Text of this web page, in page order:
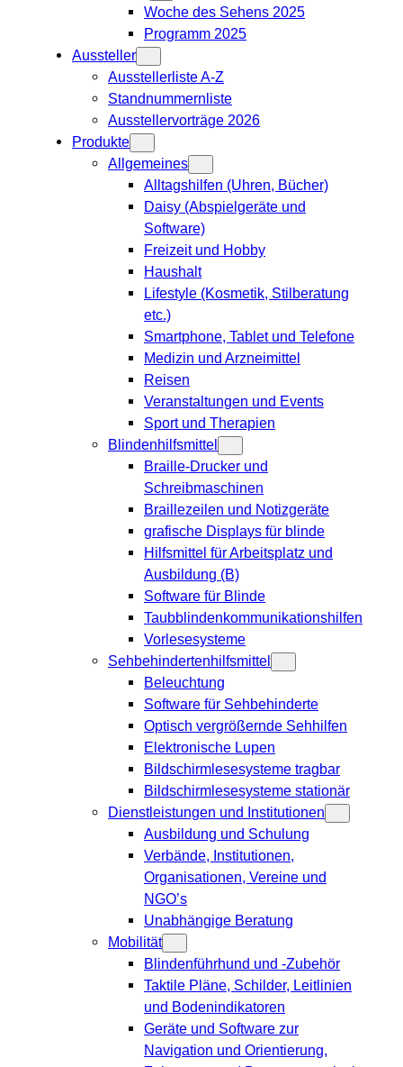
Woche des Sehens 2025
Programm 2025
Aussteller
Ausstellerliste A-Z
Standnummernliste
Ausstellervorträge 2026
Produkte
Allgemeines
Alltagshilfen (Uhren, Bücher)
Daisy (Abspielgeräte und
Software)
Freizeit und Hobby
Haushalt
Lifestyle (Kosmetik, Stilberatung
etc.)
Smartphone, Tablet und Telefone
Medizin und Arzneimittel
Reisen
Veranstaltungen und Events
Sport und Therapien
Blindenhilfsmittel
Braille-Drucker und
Schreibmaschinen
Braillezeilen und Notizgeräte
grafische Displays für blinde
Hilfsmittel für Arbeitsplatz und
Ausbildung (B)
Software für Blinde
Taubblindenkommunikationshilfen
Vorlesesysteme
Sehbehindertenhilfsmittel
Beleuchtung
Software für Sehbehinderte
Optisch vergrößernde Sehhilfen
Elektronische Lupen
Bildschirmlesesysteme tragbar
Bildschirmlesesysteme stationär
Dienstleistungen und Institutionen
Ausbildung und Schulung
Verbände, Institutionen,
Organisationen, Vereine und
NGO’s
Unabhängige Beratung
Mobilität
Blindenführhund und -Zubehör
Taktile Pläne, Schilder, Leitlinien
und Bodenindikatoren
Geräte und Software zur
Navigation und Orientierung,